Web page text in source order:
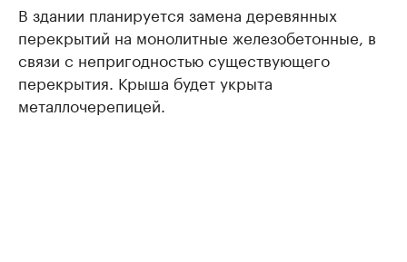
В здании планируется замена деревянных
перекрытий на монолитные железобетонные, в
связи с непригодностью существующего
перекрытия. Крыша будет укрыта
металлочерепицей.